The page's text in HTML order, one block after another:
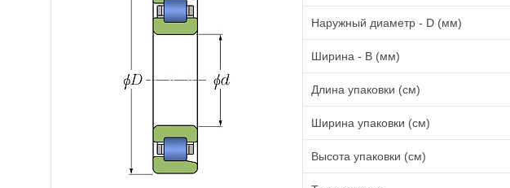
Наружный диаметр - D (мм)
Ширина - B (мм)
Длина упаковки (см)
Ширина упаковки (см)
Высота упаковки (см)